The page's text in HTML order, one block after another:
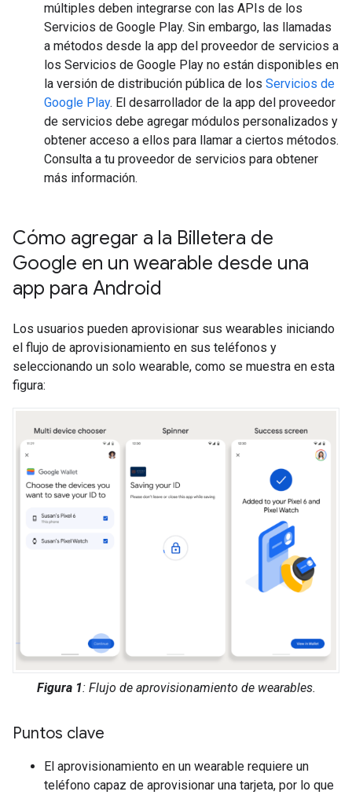
múltiples deben integrarse con las APIs de los
Servicios de Google Play. Sin embargo, las llamadas
a métodos desde la app del proveedor de servicios a
los Servicios de Google Play no están disponibles en
la versión de distribución pública de los Servicios de
Google Play. El desarrollador de la app del proveedor
de servicios debe agregar módulos personalizados y
obtener acceso a ellos para llamar a ciertos métodos.
Consulta a tu proveedor de servicios para obtener
más información.
Cómo agregar a la Billetera de
Google en un wearable desde una
app para Android
Los usuarios pueden aprovisionar sus wearables iniciando
el flujo de aprovisionamiento en sus teléfonos y
seleccionando un solo wearable, como se muestra en esta
figura:
Figura 1: Flujo de aprovisionamiento de wearables.
Puntos clave
El aprovisionamiento en un wearable requiere un
teléfono capaz de aprovisionar una tarjeta, por lo que